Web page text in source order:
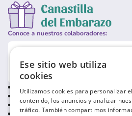
Conoce a nuestros colaboradores:
Política de privacidad
Política de cookies
Condiciones de uso
Aviso Legal
Contacto
Contacto
Baja
Ese sitio web utiliza
cookies
Utilizamos cookies para personalizar el
contenido, los anuncios y analizar
tráfico. También compartimos